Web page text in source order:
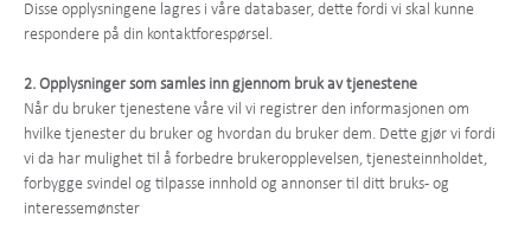
Disse opplysningene lagres i våre databaser, dette fordi vi skal kunne
respondere på din kontaktforespørsel.
2. Opplysninger som samles inn gjennom bruk av tjenestene
Når du bruker tjenestene våre vil vi registrer den informasjonen om
hvilke tjenester du bruker og hvordan du bruker dem. Dette gjør vi fordi
vi da har mulighet til å forbedre brukeropplevelsen, tjenesteinnholdet,
forbygge svindel og tilpasse innhold og annonser til ditt bruks- og
interessemønster